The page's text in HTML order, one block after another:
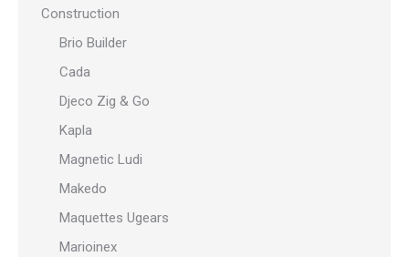
Construction
Brio Builder
Cada
Djeco Zig & Go
Kapla
Magnetic Ludi
Makedo
Maquettes Ugears
Marioinex